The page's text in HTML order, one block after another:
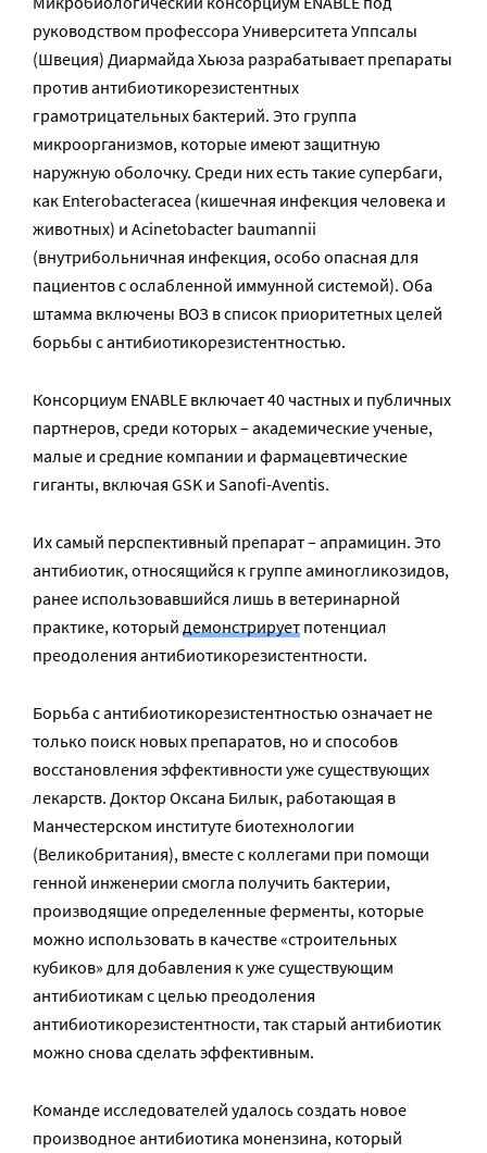
руководством профессора Университета Уппсалы
(Швеция) Диармайда Хьюза разрабатывает препараты
против антибиотикорезистентных
грамотрицательных бактерий. Это группа
микроорганизмов, которые имеют защитную
наружную оболочку. Среди них есть такие супербаги,
как Enterobacteracea (кишечная инфекция человека и
животных) и Acinetobacter baumannii
(внутрибольничная инфекция, особо опасная для
пациентов с ослабленной иммунной системой). Оба
штамма включены ВОЗ в список приоритетных целей
борьбы с антибиотикорезистентностью.
Консорциум ENABLE включает 40 частных и публичных
партнеров, среди которых – академические ученые,
малые и средние компании и фармацевтические
гиганты, включая GSK и Sanofi-Aventis.
Их самый перспективный препарат – апрамицин. Это
антибиотик, относящийся к группе аминогликозидов,
ранее использовавшийся лишь в ветеринарной
практике, который демонстрирует потенциал
преодоления антибиотикорезистентности.
Борьба с антибиотикорезистентностью означает не
только поиск новых препаратов, но и способов
восстановления эффективности уже существующих
лекарств. Доктор Оксана Билык, работающая в
Манчестерском институте биотехнологии
(Великобритания), вместе с коллегами при помощи
генной инженерии смогла получить бактерии,
производящие определенные ферменты, которые
можно использовать в качестве «строительных
кубиков» для добавления к уже существующим
антибиотикам с целью преодоления
антибиотикорезистентности, так старый антибиотик
можно снова сделать эффективным.
Команде исследователей удалось создать новое
производное антибиотика монензина, который